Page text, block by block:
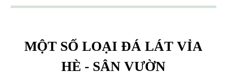
MỘT SỐ LOẠI ĐÁ LÁT VỈA
HÈ - SÂN VƯỜN